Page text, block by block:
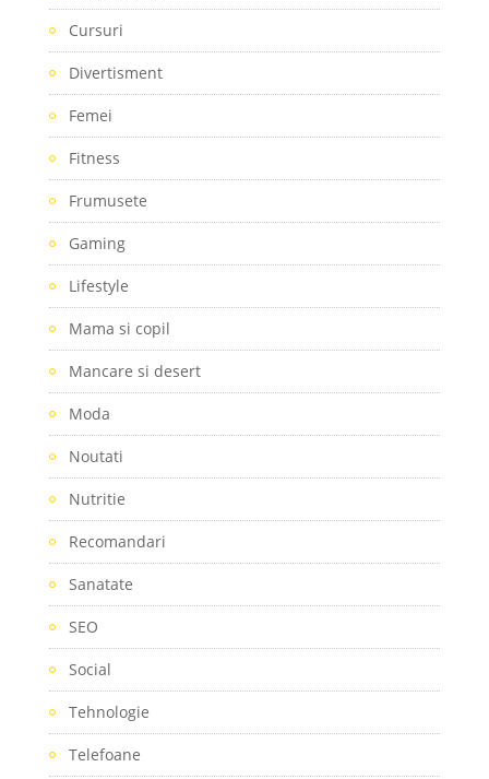
Cursuri
Divertisment
Femei
Fitness
Frumusete
Gaming
Lifestyle
Mama si copil
Mancare si desert
Moda
Noutati
Nutritie
Recomandari
Sanatate
SEO
Social
Tehnologie
Telefoane